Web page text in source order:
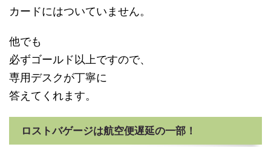
カードにはついていません。
他でも
必ずゴールド以上ですので、
専用デスクが丁寧に
答えてくれます。
ロストバゲージは航空便遅延の一部！